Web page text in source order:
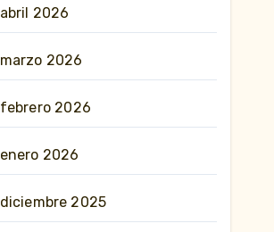
abril 2026
marzo 2026
febrero 2026
enero 2026
diciembre 2025